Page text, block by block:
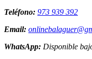
Teléfono: 973 939 392
Email:
WhatsApp: Disponible